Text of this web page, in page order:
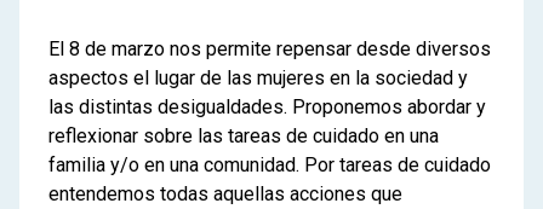
El 8 de marzo nos permite repensar desde diversos
aspectos el lugar de las mujeres en la sociedad y
las distintas desigualdades. Proponemos abordar y
reflexionar sobre las tareas de cuidado en una
familia y/o en una comunidad. Por tareas de cuidado
entendemos todas aquellas acciones que